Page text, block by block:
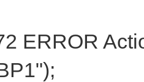
ERROR